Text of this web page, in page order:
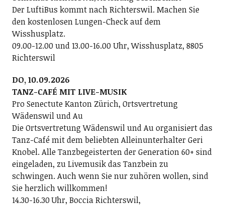
Der LuftiBus kommt nach Richterswil. Machen Sie
den kostenlosen Lungen-Check auf dem
Wisshusplatz.
09.00-12.00 und 13.00-16.00 Uhr, Wisshusplatz, 8805
Richterswil
DO, 10.09.2026
TANZ-CAFÉ MIT LIVE-MUSIK
Pro Senectute Kanton Zürich, Ortsvertretung
Wädenswil und Au
Die Ortsvertretung Wädenswil und Au organisiert das
Tanz-Café mit dem beliebten Alleinunterhalter Geri
Knobel. Alle Tanzbegeisterten der Generation 60+ sind
eingeladen, zu Livemusik das Tanzbein zu
schwingen. Auch wenn Sie nur zuhören wollen, sind
Sie herzlich willkommen!
14.30-16.30 Uhr, Boccia Richterswil,